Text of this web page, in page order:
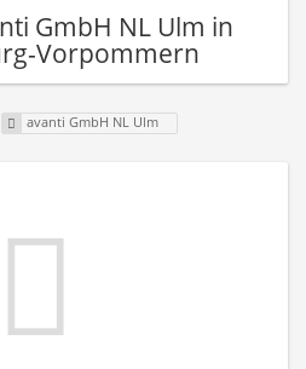
GmbH NL Ulm in
Vorpommern
avanti GmbH NL Ulm